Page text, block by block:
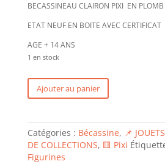
BECASSINEAU CLAIRON PIXI EN
ETAT NEUF EN BOITE AVEC CERTIFICAT
AGE + 14 ANS
1 en stock
quantité
de
CLAIRON
PIXI
Ajouter au panier
Catégories : Bécassine, 📌
DE COLLECTIONS, 🟨 Pixi
Figurines